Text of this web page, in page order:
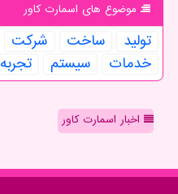
موضوع های اسمارت كاور
تولید ساخت شركت
خدمات
سیستم تجربه
اخبار اسمارت کاور